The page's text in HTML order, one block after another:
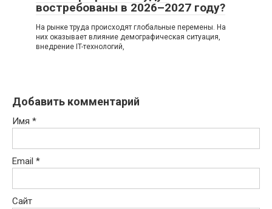
востребованы в 2026–2027 году?
На рынке труда происходят глобальные перемены. На
них оказывает влияние демографическая ситуация,
внедрение IT-технологий,
Добавить комментарий
Имя *
Email *
Сайт